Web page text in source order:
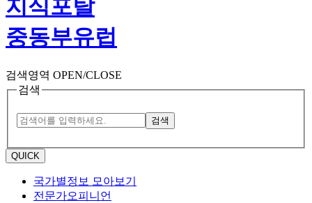
중동부유럽
검색영역 OPEN/CLOSE
검색
검색
QUICK
국가별정보 모아보기
전문가오피니언